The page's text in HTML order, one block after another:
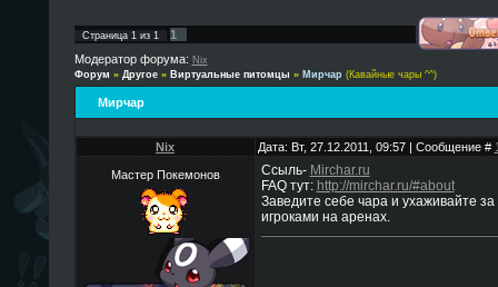
Страница 1из 1
1
Модератор форума: Nix
Форум » Другое » Виртуальные питомцы » Мирчар (Кавайные чары ^^)
Мирчар
Nix Дата: Вт, 27.12.2011, 09:57 | Сообщение #
Мастер Покемонов Ссыль- Mirchar.ru
FAQ тут: http://mirchar.ru/#about
Заведите себе чара и ухаживайте
игроками на аренах.